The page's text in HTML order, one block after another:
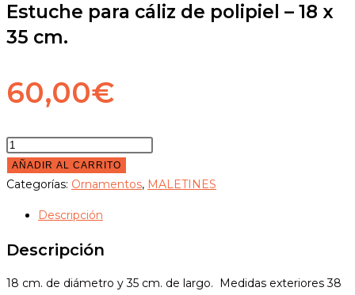
Estuche para cáliz de polipiel – 18 x
35 cm.
60,00€
AÑADIR AL CARRITO
Categorías: Ornamentos, MALETINES
Descripción
Descripción
18 cm. de diámetro y 35 cm. de largo. Medidas exteriores 38